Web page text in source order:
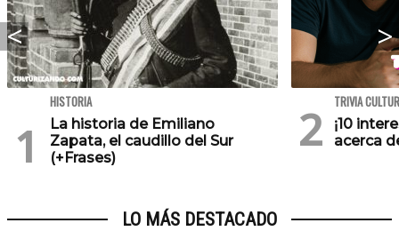
HISTORIA
La historia de Emiliano
Zapata, el caudillo del Sur
(+Frases)
TRIVIA
¡10
acerca
LO MÁS DESTACADO